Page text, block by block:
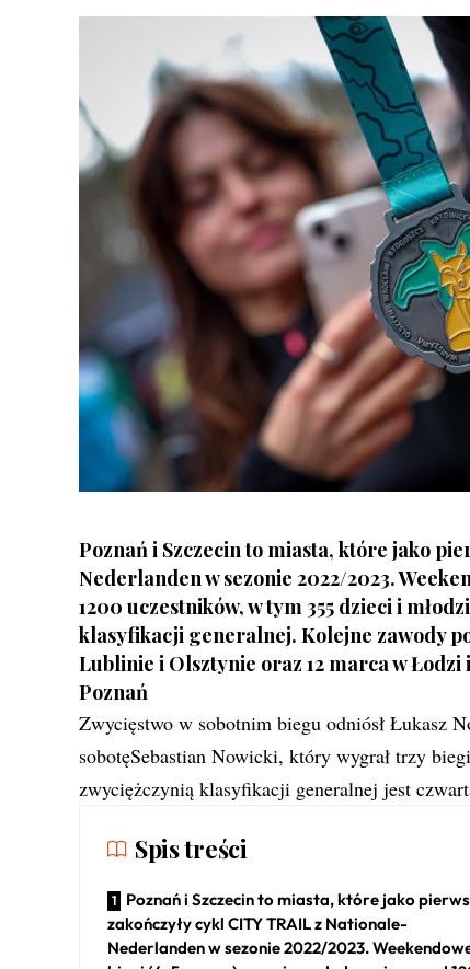
Poznań i Szczecin to miasta, które jako
Nederlanden w sezonie 2022/2023.
1200 uczestników, w tym 355 dzieci i
klasyfikacji generalnej. Kolejne zawody
Lublinie i Olsztynie oraz 12 marca w
Poznań
Zwycięstwo w sobotnim biegu odniósł Łukasz
sobotęSebastian Nowicki, który wygrał trzy
zwyciężczynią klasyfikacji generalnej jest
Spis treści
Poznań i Szczecin to miasta, które jako
zakończyły cykl CITY TRAIL z Nationale-
Nederlanden w sezonie 2022/2023.